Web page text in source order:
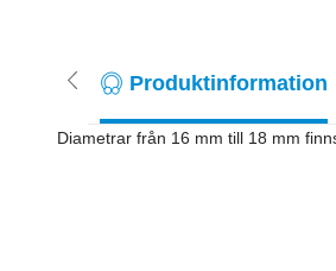
Produktinformation
Diametrar från 16 mm till 18 mm